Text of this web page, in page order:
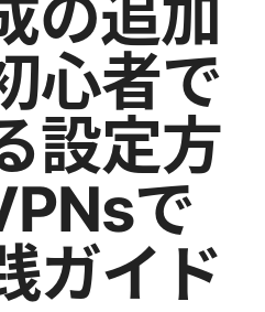
の追加
心者で
設定方
で
ガイド